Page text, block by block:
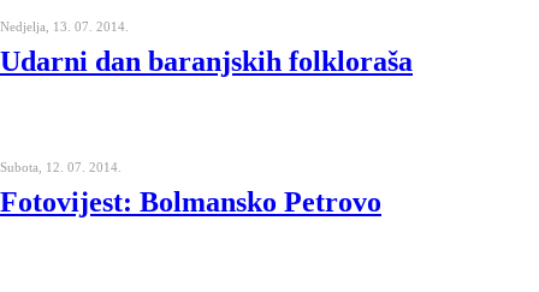
Nedjelja, 13. 07. 2014.
Udarni dan baranjskih folkloraša
Subota, 12. 07. 2014.
Fotovijest: Bolmansko Petrovo